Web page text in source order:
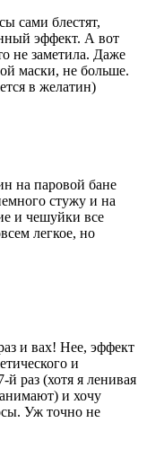
сами блестят,
эффект. А вот
не заметила. Даже
маски, не больше.
в желатин)
на паровой бане
стужу и на
и чешуйки все
легкое, но
и вах! Нее, эффект
и
раз (хотя я ленивая
и хочу
Уж точно не